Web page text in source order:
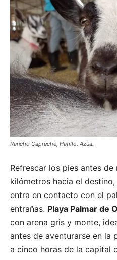
Rancho Capreche, Hatillo, Azua.
Refrescar los pies antes de
kilómetros hacia el
entra en contacto con el
entrañas. Playa Palmar de
con arena gris y monte,
antes de aventurarse en la
a cinco horas de la capital